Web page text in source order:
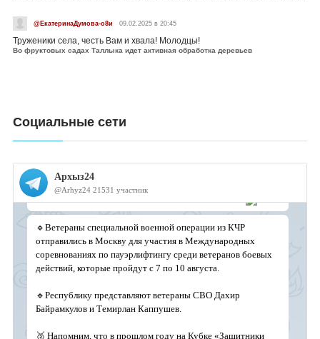
@ЕкатеринаДумова-о8и 09.02.2025 в 20:45
Труженики села, честь Вам и хвала! Молодцы!
Во фруктовых садах Таллыка идет активная обработка деревьев
Социальные сети